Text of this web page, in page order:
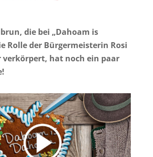
die bei „Dahoam is
Rolle der Bürgermeisterin Rosi
hat noch ein paar